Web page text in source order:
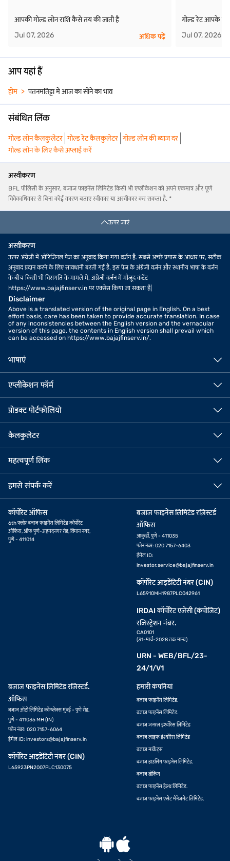
आपकी गोल्ड लोन राशि कैसे तय की जाती है
Jul 07, 2026
अधिक पढ़ें
गोल्ड रेट आपके
Jul 07, 2026
आप यहां हैं
होम पतनमतिट्टा में आज का सोने का भाव
संबंधित लिंक
गोल्ड लोन कैलकुलेटर गोल्ड रेट कैलकुलेटर गोल्ड लोन की ब्याज दर
गोल्ड लोन के लिए कैसे अप्लाई करें
अस्वीकरण
BFL पॉलिसी के अनुसार, बजाज फाइनेंस लिमिटेड किसी भी एप्लीकेशन को अपने एकमात्र और पूर्ण
विवेकाधिकार से बिना कोई कारण बताए स्वीकार या अस्वीकार कर सकता है. *
ऊपर जाएं
अस्वीकरण
ऊपर अंग्रेजी में ओरिजिनल पेज का अनुवाद किया गया वर्ज़न है. सबसे अच्छे प्रयास के आधार पर, सटीक
अनुवाद प्रदान करने के लिए सावधानी बरती गई है. इस पेज के अंग्रेजी वर्ज़न और स्थानीय भाषा के वर्ज़न
के बीच किसी भी विसंगति के मामले में, अंग्रेजी वर्ज़न में मौजूद कंटेंट
https://www.bajajfinserv.in पर एक्सेस किया जा सकता है|
Disclaimer
Above is a translated version of the original page in English. On a best
effort basis, care has been taken to provide accurate translation. In case
of any inconsistencies between the English version and the vernacular
version of this page, the contents in English version shall prevail which
can be accessed on https://www.bajajfinserv.in/.
भाषाएं
एप्लीकेशन फॉर्म
प्रोडक्ट पोर्टफोलियो
कैलकुलेटर
महत्वपूर्ण लिंक
हमसे संपर्क करें
कॉर्पोरेट ऑफिस
6th फ्लोर बजाज फाइनेंस लिमिटेड कॉर्पोरेट
ऑफिस, ऑफ पुणे-अहमदनगर रोड, विमान नगर,
पुणे - 411014
बजाज फाइनेंस लिमिटेड रज़िस्टर्ड
ऑफिस
आकुर्डी, पुणे - 411035
फोन नंबर: 020 7157-6403
ईमेल ID:
investor.service@bajajfinserv.in
कॉर्पोरेट आइडेंटिटी नंबर (CIN)
L65910MH1987PLC042961
IRDAI कॉर्पोरेट एजेंसी (कंपोजिट)
रजिस्ट्रेशन नंबर.
CA0101
(31-मार्च-2028 तक मान्य)
URN - WEB/BFL/23-
24/1/V1
बजाज फाइनेंस लिमिटेड रजिस्टर्ड.
ऑफिस
बजाज ऑटो लिमिटेड कॉम्प्लेक्स मुंबई - पुणे रोड,
पुणे - 411035 MH (IN)
फोन नंबर: 020 7157-6064
ईमेल ID: investors@bajajfinserv.in
कॉर्पोरेट आइडेंटिटी नंबर (CIN)
L65923PN2007PLC130075
हमारी कंपनियां
बजाज फाइनेंस लिमिटेड.
बजाज फाइनेंस लिमिटेड.
बजाज जनरल इंश्योरेंस लिमिटेड
बजाज लाइफ इंश्योरेंस लिमिटेड
बजाज मार्केट्स
बजाज हाउसिंग फाइनेंस लिमिटेड.
बजाज ब्रोकिंग
बजाज फाइनेंस हेल्थ लिमिटेड.
बजाज फाइनेंस एसेट मैनेजमेंट लिमिटेड.